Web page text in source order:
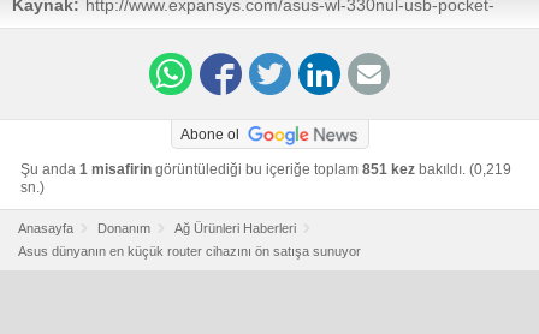
Kaynak: http://www.expansys.com/asus-wl-330nul-usb-pocket-
router-802-11-b-g-n-wi-fi-2-4ghz-241384/
Abone ol
Şu anda 1 misafirin görüntülediği bu içeriğe toplam 851 kez bakıldı. (0,219
sn.)
Anasayfa Donanım
Ağ Ürünleri Haberleri
Asus dünyanın en küçük router cihazını ön satışa sunuyor